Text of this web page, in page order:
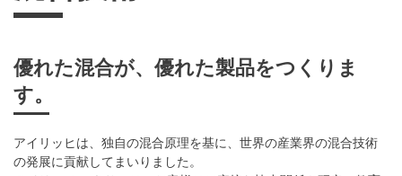
優れた混合が、優れた製品をつくりま
す。
アイリッヒは、独自の混合原理を基に、世界の産業界の混合技術
の発展に貢献してまいりました。